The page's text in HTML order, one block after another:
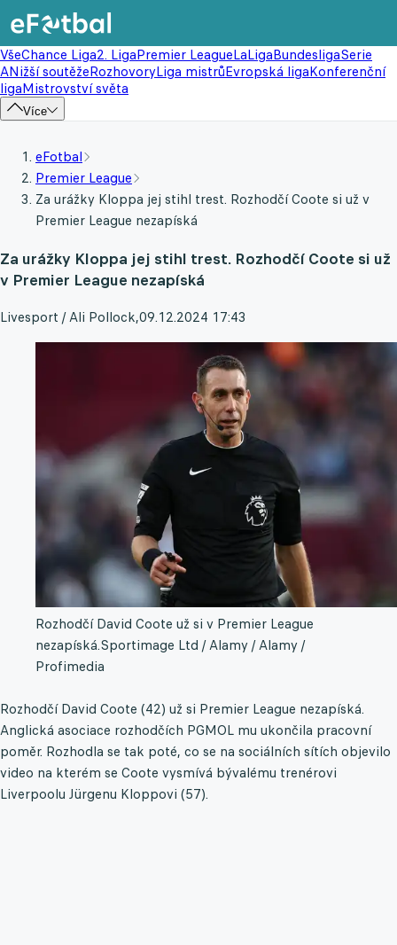
VšeChance Liga2. LigaPremier LeagueLaLigaBundesligaSerie
ANižší soutěžeRozhovoryLiga mistrůEvropská ligaKonferenční
ligaMistrovství světa
Více
eFotbal
Premier League
Za urážky Kloppa jej stihl trest. Rozhodčí Coote si už v
Premier League nezapíská
Za urážky Kloppa jej stihl trest. Rozhodčí Coote si už
v Premier League nezapíská
Livesport / Ali Pollock,09.12.2024 17:43
Rozhodčí David Coote už si v Premier League
nezapíská.Sportimage Ltd / Alamy / Alamy /
Profimedia
Rozhodčí David Coote (42) už si Premier League nezapíská.
Anglická asociace rozhodčích PGMOL mu ukončila pracovní
poměr. Rozhodla se tak poté, co se na sociálních sítích objevilo
video na kterém se Coote vysmívá bývalému trenérovi
Liverpoolu Jürgenu Kloppovi (57).